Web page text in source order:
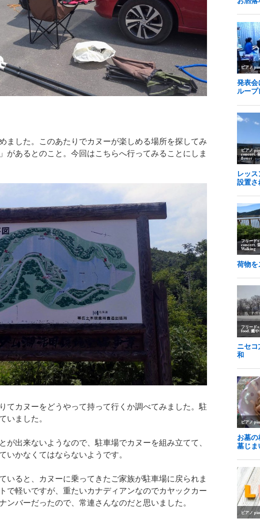
ました。このあたりでカヌーが楽しめる場所を探してみ
があるとのこと。今回はこちらへ行ってみることにしま
てカヌーをどうやって持って行くか調べてみました。駐
いました。
が出来ないようなので、駐車場でカヌーを組み立てて、
かなくてはならないようです。
いると、カヌーに乗ってきたご家族が駐車場に戻られま
で軽いですが、重たいカナディアンなのでカヤックカー
ンバーだったので、常連さんなのだと思いました。